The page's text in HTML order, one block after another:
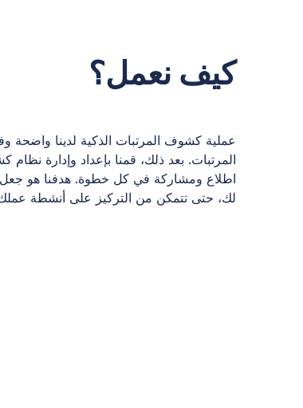
كيف نعمل؟
عملية كشوف المرتبات الذكية لدينا واضحة
المرتبات. بعد ذلك، قمنا بإعداد وإدارة
اطلاع ومشاركة في كل خطوة. هدفنا هو جعل
لك، حتى تتمكن من التركيز على أنشطة